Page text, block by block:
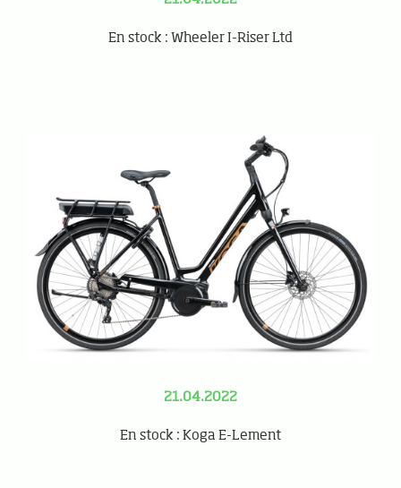
En stock : Wheeler I-Riser Ltd
21.04.2022
En stock : Koga E-Lement